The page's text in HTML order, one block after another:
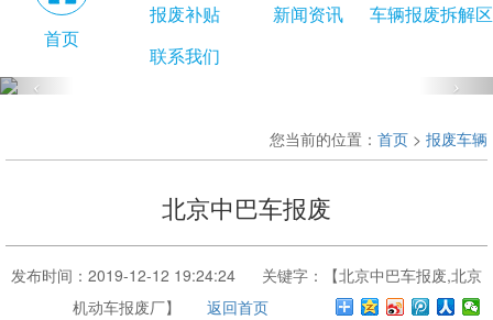
首页
报废补贴
新闻资讯
车辆报废拆解区
联系我们
您当前的位置： 首页 > 报废车辆
北京中巴车报废
发布时间：2019-12-12 19:24:24 关键字：【北京中巴车报废,北京
机动车报废厂】 返回首页